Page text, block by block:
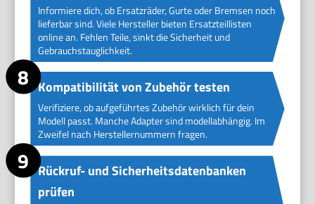
Informiere dich, ob Ersatzräder, Gurte oder Bremsen noch
lieferbar sind. Viele Hersteller bieten Ersatzteillisten
online an. Fehlen Teile, sinkt die Sicherheit und
Gebrauchstauglichkeit.
Kompatibilität von Zubehör testen
Verifiziere, ob aufgeführtes Zubehör wirklich für dein
Modell passt. Manche Adapter sind modellabhängig. Im
Zweifel nach Herstellernummern fragen.
Rückruf- und Sicherheitsdatenbanken
prüfen